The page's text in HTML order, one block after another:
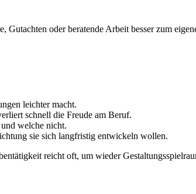
oder beratende Arbeit besser zum
leichter macht.
schnell die Freude am Beruf.
welche nicht.
sie sich langfristig entwickeln wollen.
reicht oft, um wieder